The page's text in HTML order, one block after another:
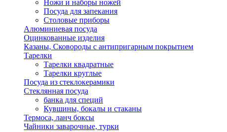
Ножи и наборы ножей
Посуда для запекания
Столовые приборы
Алюминиевая посуда
Оцинкованные изделия
Казаны, Сковороды с антипригарным покрытием
Тарелки
Тарелки квадратные
Тарелки круглые
Посуда из стеклокерамики
Стеклянная посуда
банка для специй
Кувшины, бокалы и стаканы
Термоса, ланч боксы
Чайники заварочные, турки